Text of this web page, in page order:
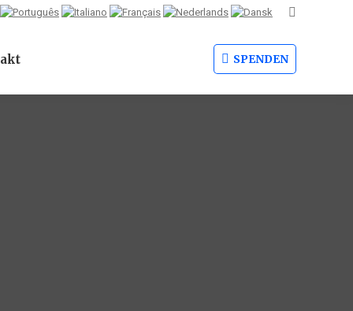
Search:
SPENDEN